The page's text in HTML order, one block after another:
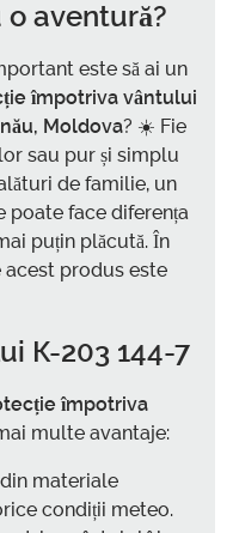
aventură?
este să ai un
împotriva vântului
Moldova? ☀️ Fie
sau pur și simplu
de familie, un
poate face diferența
puțin plăcută. În
acest produs este
К-203 144-7
împotriva
multe avantaje:
materiale
condiții meteo.